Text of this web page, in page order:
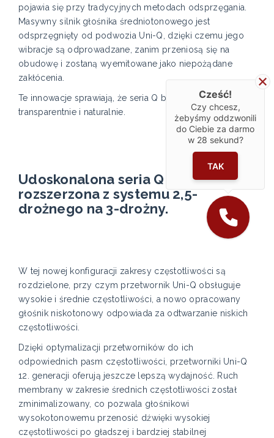
pojawia się przy tradycyjnych metodach odsprzęgania.
Masywny silnik głośnika średniotonowego jest
odsprzęgnięty od podwozia Uni-Q, dzięki czemu jego
wibracje są odprowadzane, zanim przeniosą się na
obudowę i zostaną wyemitowane jako niepożądane
zakłócenia.
Te innowacje sprawiają, że seria Q brzmi jeszcze bardziej
transparentnie i naturalnie.
Udoskonalona seria Q została
rozszerzona z systemu 2,5-
drożnego na 3-drożny.
W tej nowej konfiguracji zakresy częstotliwości są
rozdzielone, przy czym przetwornik Uni-Q obsługuje
wysokie i średnie częstotliwości, a nowo opracowany
głośnik niskotonowy odpowiada za odtwarzanie niskich
częstotliwości.
Dzięki optymalizacji przetworników do ich
odpowiednich pasm częstotliwości, przetworniki Uni-Q
12. generacji oferują jeszcze lepszą wydajność. Ruch
membrany w zakresie średnich częstotliwości został
zminimalizowany, co pozwala głośnikowi
wysokotonowemu przenosić dźwięki wysokiej
częstotliwości po gładszej i bardziej stabilnej
Cześć!
Czy chcesz,
żebyśmy oddzwonili
do Ciebie za darmo
w 28 sekund?
TAK